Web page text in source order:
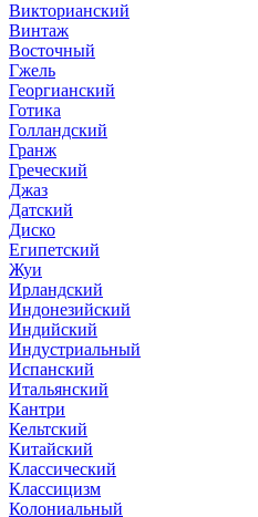
Викторианский
Винтаж
Восточный
Гжель
Георгианский
Готика
Голландский
Гранж
Греческий
Джаз
Датский
Диско
Египетский
Жуи
Ирландский
Индонезийский
Индийский
Индустриальный
Испанский
Итальянский
Кантри
Кельтский
Китайский
Классический
Классицизм
Колониальный